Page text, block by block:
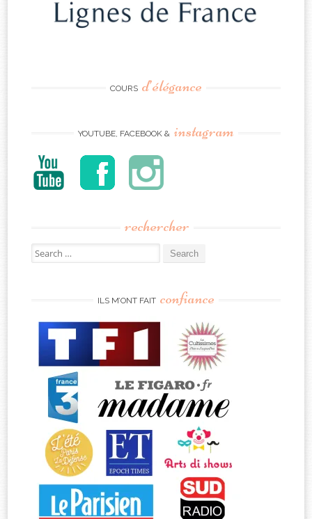
COURS d’élégance
YOUTUBE, FACEBOOK & instagram
rechercher
Search
for:
ILS M’ONT FAIT confiance